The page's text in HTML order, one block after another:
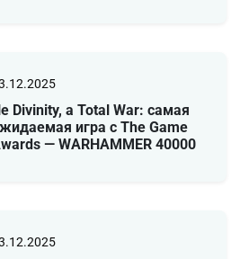
Divinity, а Total War: самая
игра с The Game
— WARHAMMER 40000